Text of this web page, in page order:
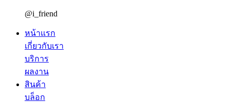
@i_friend
หน้าแรก
เกี่ยวกับเรา
บริการ
ผลงาน
สินค้า
บล็อก